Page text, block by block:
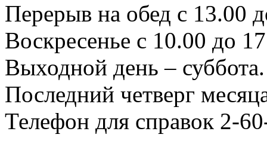
Перерыв на обед с 13.00
Воскресенье с 10.00 до
Выходной день – суббота.
Последний четверг
Телефон для справок 2-